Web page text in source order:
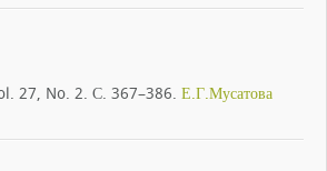
27, No. 2. С. 367–386. Е.Г.Мусатова